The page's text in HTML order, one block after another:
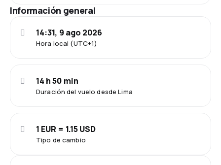
Información general
Hora local (UTC+1)
14:31, 9 ago 2026
Duración del vuelo desde Lima
14 h 50 min
Tipo de cambio
1 EUR = 1.15 USD